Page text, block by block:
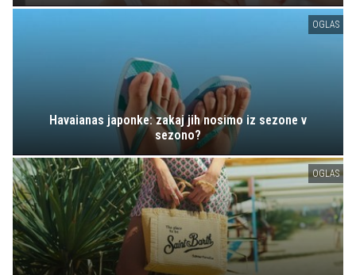
OGLAS
Havaianas japonke: zakaj jih nosimo iz sezone v
sezono?
OGLAS